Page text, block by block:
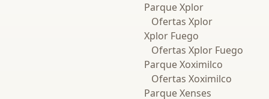
Parque Xplor
Ofertas Xplor
Xplor Fuego
Ofertas Xplor Fuego
Parque Xoximilco
Ofertas Xoximilco
Parque Xenses